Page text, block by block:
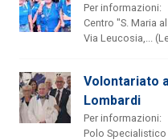
Per informazioni:
Centro "S. Maria
Via Leucosia,...
Volontariato
Lombardi
Per informazioni:
Polo